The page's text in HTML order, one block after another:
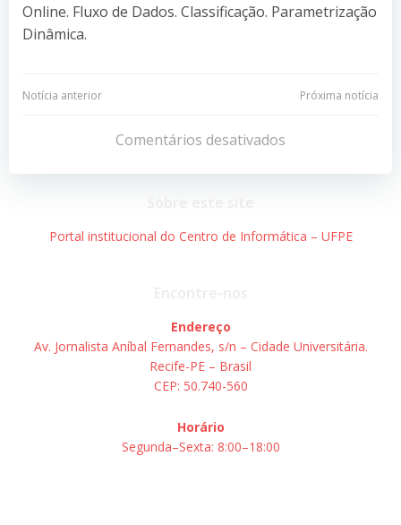
Online. Fluxo de Dados. Classificação. Parametrização
Dinâmica.
Navegação
Post
Notícia anterior
Navegação
de
Post
Próxima notícia
Comentários desativados
Portal institucional do Centro de Informática – UFPE
Endereço
Av. Jornalista Aníbal Fernandes, s/n – Cidade Universitária.
Recife-PE – Brasil
CEP: 50.740-560
Horário
Segunda–Sexta: 8:00–18:00